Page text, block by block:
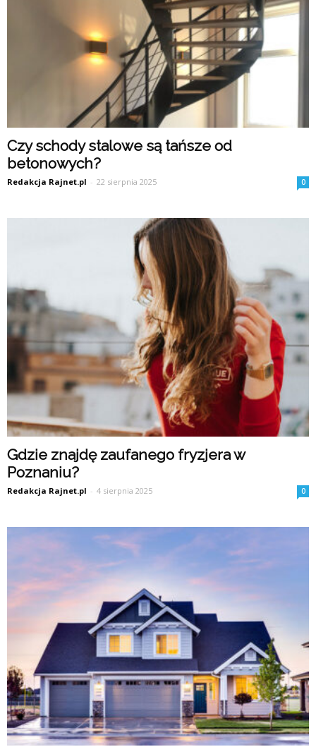
Czy schody stalowe są tańsze od
betonowych?
Redakcja Rajnet.pl - 22 sierpnia 2025 0
Gdzie znajdę zaufanego fryzjera w
Poznaniu?
Redakcja Rajnet.pl - 4 sierpnia 2025 0